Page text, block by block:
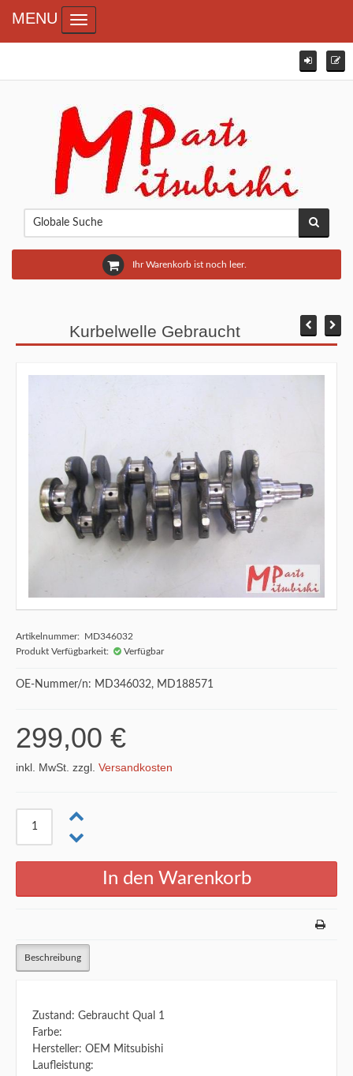
Ihr Warenkorb ist noch leer.
MENU Toggle navigation
Kurbelwelle Gebraucht
Artikelnummer: MD346032
Produkt Verfügbarkeit:
Verfügbar
OE-Nummer/n: MD346032, MD188571
299,00 €
inkl. MwSt. zzgl. Versandkosten
Beschreibung
Zustand: Gebraucht Qual 1
Farbe:
Hersteller: OEM Mitsubishi
Laufleistung: